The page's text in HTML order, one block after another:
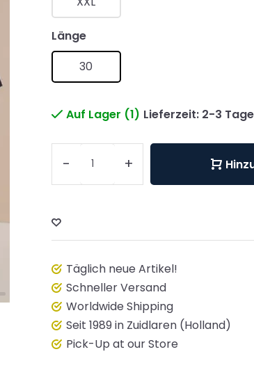
Länge
30
Auf Lager (1) Lieferzeit: 2-3
- +
Täglich neue Artikel!
Schneller Versand
Worldwide Shipping
Seit 1989 in Zuidlaren (Holland)
Pick-Up at our Store